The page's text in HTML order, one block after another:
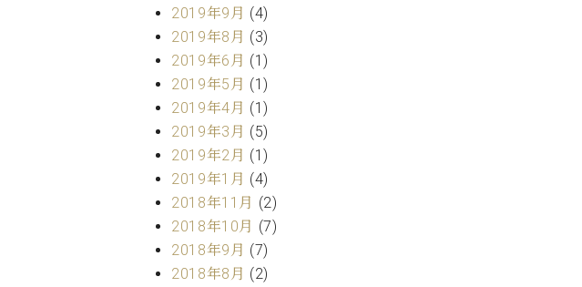
2019年9月 (4)
2019年8月 (3)
2019年6月 (1)
2019年5月 (1)
2019年4月 (1)
2019年3月 (5)
2019年2月 (1)
2019年1月 (4)
2018年11月 (2)
2018年10月 (7)
2018年9月 (7)
2018年8月 (2)